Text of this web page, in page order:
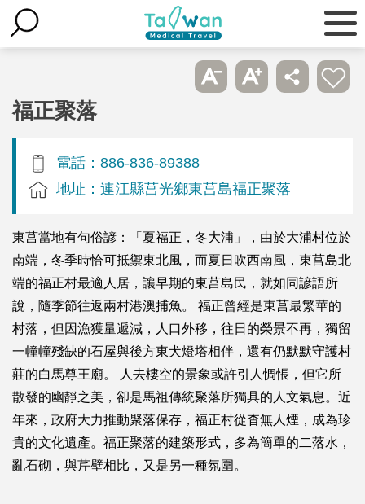
福正聚落
電話：886-836-89388
地址：連江縣莒光鄉東莒島福正聚落
東莒當地有句俗諺：「夏福正，冬大浦」，由於大浦村位於
南端，冬季時恰可抵禦東北風，而夏日吹西南風，東莒島北
端的福正村最適人居，讓早期的東莒島民，就如同諺語所
說，隨季節往返兩村港澳捕魚。 福正曾經是東莒最繁華的
村落，但因漁獲量遞減，人口外移，往日的榮景不再，獨留
一幢幢殘缺的石屋與後方東犬燈塔相伴，還有仍默默守護村
莊的白馬尊王廟。 人去樓空的景象或許引人惆悵，但它所
散發的幽靜之美，卻是馬祖傳統聚落所獨具的人文氣息。近
年來，政府大力推動聚落保存，福正村從杳無人煙，成為珍
貴的文化遺產。福正聚落的建築形式，多為簡單的二落水，
亂石砌，與芹壁相比，又是另一種氛圍。